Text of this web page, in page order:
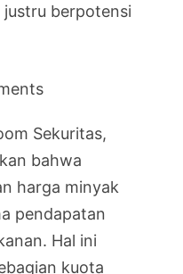
justru berpotensi
Sekuritas,
bahwa
harga minyak
pendapatan
Hal ini
kuota